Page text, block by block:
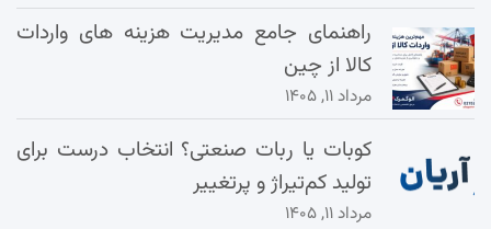
راهنمای جامع مدیریت هزینه‌ های واردات
کالا از چین
مرداد ۱۱, ۱۴۰۵
کوبات یا ربات صنعتی؟ انتخاب درست برای
تولید کم‌تیراژ و پرتغییر
مرداد ۱۱, ۱۴۰۵